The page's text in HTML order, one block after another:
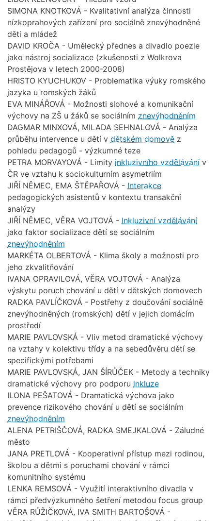
SIMONA KNOTKOVÁ - Kvalitativní analýza činnosti
nízkoprahových zařízení pro sociálně znevýhodněné
děti a mládež
DAVID KROČA - Umělecký přednes a divadlo poezie
jako nástroj socializace (zkušenosti z Wolkrova
Prostějova v letech 2000-2008)
HRISTO KYUCHUKOV - Problematika výuky romského
jazyka u romských žáků
EVA MINÁŘOVÁ - Možnosti slohové a komunikační
výchovy na ZŠ u žáků se sociálním znevýhodněním
DAGMAR MINXOVÁ, MILADA SEHNALOVÁ - Analýza
průběhu intervence u dětí v dětském domově z
pohledu pedagogů - výzkumné teze
PETRA MORVAYOVÁ - Limity inkluzivního vzdělávání v
ČR ve vztahu k sociokulturním asymetriím
JIŘÍ NĚMEC, EMA ŠTĚPAŘOVÁ - Interakce
pedagogických asistentů v kontextu transakční
analýzy
JIŘÍ NĚMEC, VĚRA VOJTOVÁ - Inkluzivní vzdělávání
jako faktor socializace dětí se sociálním
znevýhodněním
MARKÉTA OLBERTOVÁ - Klima školy a možnosti pro
jeho zkvalitňování
IVANA OPRAVILOVÁ, VĚRA VOJTOVÁ - Analýza
výskytu poruch chování u dětí v dětských domovech
RADKA PAVLÍČKOVÁ - Postřehy z doučování sociálně
znevýhodněných (romských) dětí v jejich domácím
prostředí
MARIE PAVLOVSKÁ - Vliv metod dramatické výchovy
na vztahy v kolektivu třídy a na sebedůvěru dětí se
specifickými potřebami
MARIE PAVLOVSKÁ, JAN ŠÍRŮČEK - Metody a techniky
dramatické výchovy pro podporu inkluze
ILONA PEŠATOVÁ - Dramatická výchova jako
prevence rizikového chování u dětí se sociálním
znevýhodněním
ALENA PETRIŠČOVÁ, RADKA SMEJKALOVÁ - Záludné
město
JANA PRETLOVÁ - Kooperativní přístup mezi rodinou,
školou a dětmi s poruchami chování v rámci
komunitního systému
LENKA REMSOVÁ - Využití interaktivního divadla v
rámci předvýzkumného šetření metodou focus group
VĚRA RŮŽIČKOVÁ, IVA SMITH BARTOŠOVÁ -